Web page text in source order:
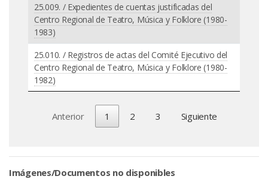
25.009. / Expedientes de cuentas justificadas del
Centro Regional de Teatro, Música y Folklore (1980-
1983)
25.010. / Registros de actas del Comité Ejecutivo del
Centro Regional de Teatro, Música y Folklore (1980-
1982)
Anterior 1 2 3 Siguiente
Imágenes/Documentos no disponibles